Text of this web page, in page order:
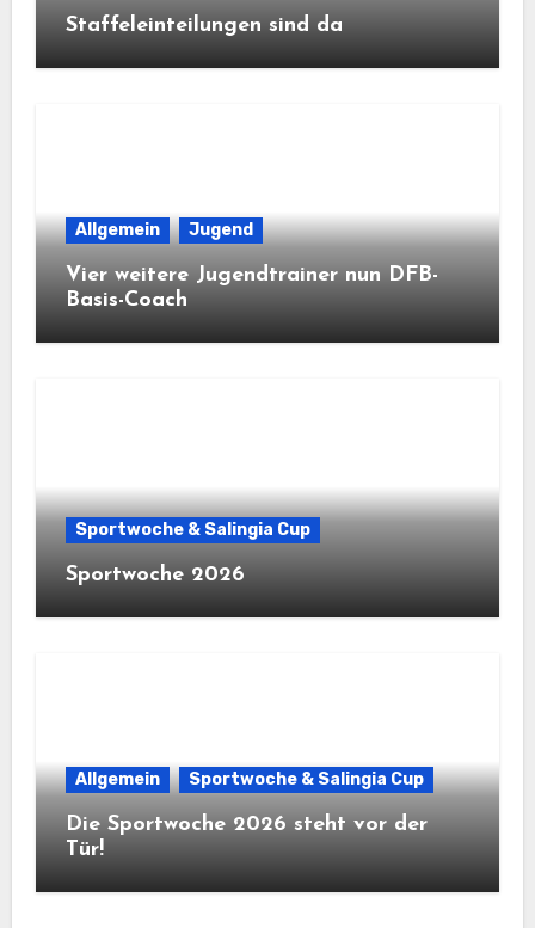
Staffeleinteilungen sind da
Allgemein Jugend
Vier weitere Jugendtrainer nun DFB-
Basis-Coach
Sportwoche & Salingia Cup
Sportwoche 2026
Allgemein Sportwoche & Salingia Cup
Die Sportwoche 2026 steht vor der
Tür!